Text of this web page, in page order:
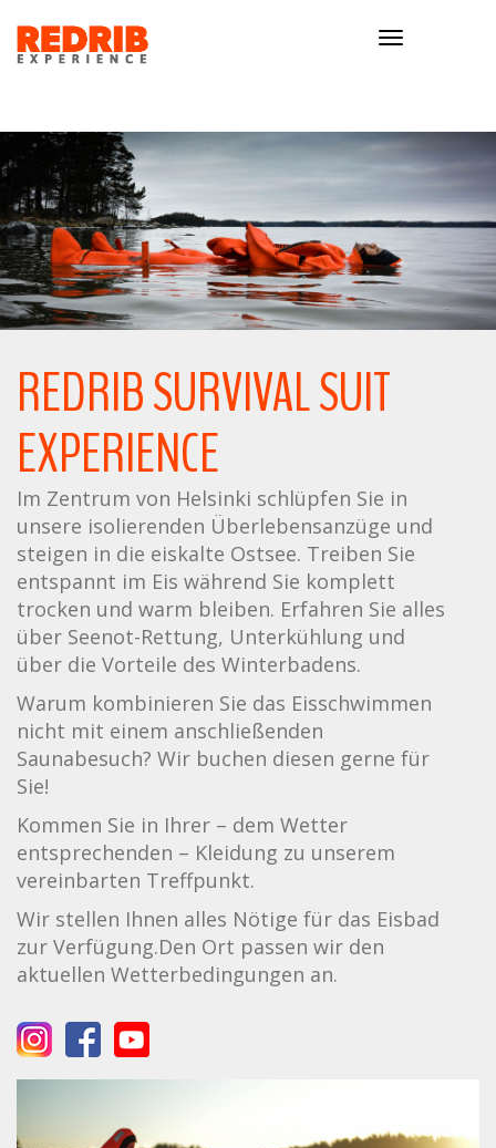
Toggle
REDRIB SURVIVAL SUIT
EXPERIENCE
Im Zentrum von Helsinki schlüpfen Sie in
unsere isolierenden Überlebensanzüge und
steigen in die eiskalte Ostsee. Treiben Sie
entspannt im Eis während Sie komplett
trocken und warm bleiben. Erfahren Sie alles
über Seenot-Rettung, Unterkühlung und
über die Vorteile des Winterbadens.
Warum kombinieren Sie das Eisschwimmen
nicht mit einem anschließenden
Saunabesuch? Wir buchen diesen gerne für
Sie!
Kommen Sie in Ihrer – dem Wetter
entsprechenden – Kleidung zu unserem
vereinbarten Treffpunkt.
Wir stellen Ihnen alles Nötige für das Eisbad
zur Verfügung.Den Ort passen wir den
aktuellen Wetterbedingungen an.